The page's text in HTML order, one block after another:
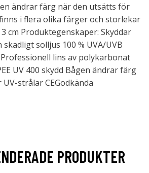
ändrar färg när den utsätts för
i flera olika färger och storlekar
cm Produktegenskaper: Skyddar
solljus 100 % UVA/UVB
lins av polykarbonat
UV 400 skydd Bågen ändrar färg
strålar CEGodkända
PRODUKTER